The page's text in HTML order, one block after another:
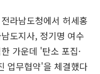
라남도청에서 허세홍
도지사, 정기명 여수
가운데 '탄소 포집·
업무협약'을 체결했다